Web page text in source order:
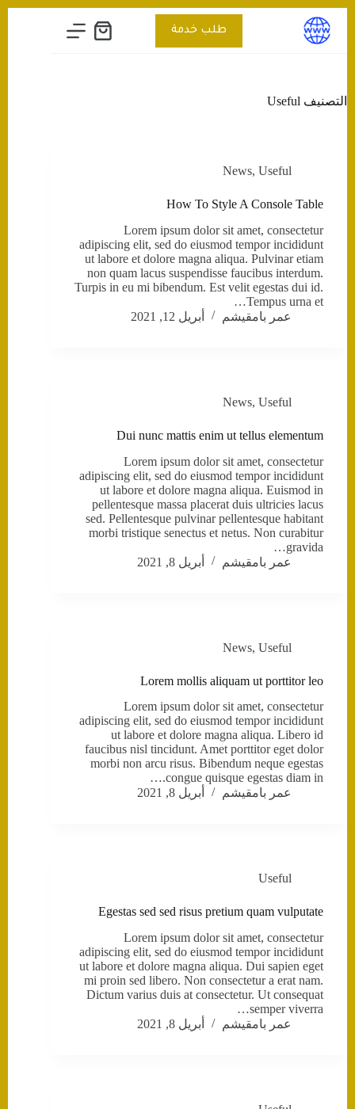
التجاوز
المحتوى
طلب خدمة
عربة
التصنيف
News, Useful
How To Style A Console Table
Lorem ipsum dolor sit amet, consectetur
adipiscing elit, sed do eiusmod tempor incididunt
ut labore et dolore magna aliqua. Pulvinar etiam
non quam lacus suspendisse faucibus interdum.
Turpis in eu mi bibendum. Est velit egestas dui id.
Tempus urna et…
عمر بامقيشم
أبريل 12, 2021
News, Useful
Dui nunc mattis enim ut tellus elementum
Lorem ipsum dolor sit amet, consectetur
adipiscing elit, sed do eiusmod tempor incididunt
ut labore et dolore magna aliqua. Euismod in
pellentesque massa placerat duis ultricies lacus
sed. Pellentesque pulvinar pellentesque habitant
morbi tristique senectus et netus. Non curabitur
gravida…
عمر بامقيشم
أبريل 8, 2021
News, Useful
Lorem mollis aliquam ut porttitor leo
Lorem ipsum dolor sit amet, consectetur
adipiscing elit, sed do eiusmod tempor incididunt
ut labore et dolore magna aliqua. Libero id
faucibus nisl tincidunt. Amet porttitor eget dolor
morbi non arcu risus. Bibendum neque egestas
congue quisque egestas diam in.…
عمر بامقيشم
أبريل 8, 2021
Useful
Egestas sed sed risus pretium quam vulputate
Lorem ipsum dolor sit amet, consectetur
adipiscing elit, sed do eiusmod tempor incididunt
ut labore et dolore magna aliqua. Dui sapien eget
mi proin sed libero. Non consectetur a erat nam.
Dictum varius duis at consectetur. Ut consequat
semper viverra…
عمر بامقيشم
أبريل 8, 2021